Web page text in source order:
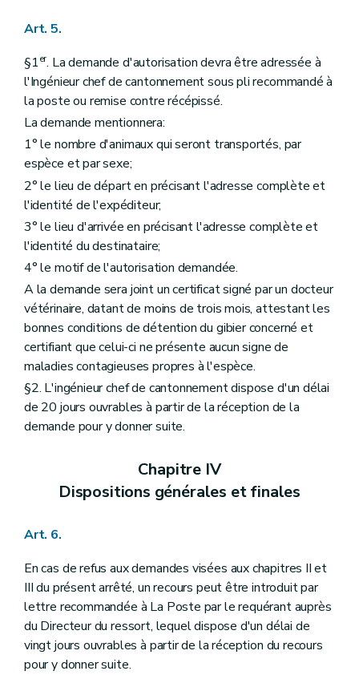
Art. 5.
§1er. La demande d'autorisation devra être adressée à
l'Ingénieur chef de cantonnement sous pli recommandé à
la poste ou remise contre récépissé.
La demande mentionnera:
1° le nombre d'animaux qui seront transportés, par
espèce et par sexe;
2° le lieu de départ en précisant l'adresse complète et
l'identité de l'expéditeur;
3° le lieu d'arrivée en précisant l'adresse complète et
l'identité du destinataire;
4° le motif de l'autorisation demandée.
A la demande sera joint un certificat signé par un docteur
vétérinaire, datant de moins de trois mois, attestant les
bonnes conditions de détention du gibier concerné et
certifiant que celui-ci ne présente aucun signe de
maladies contagieuses propres à l'espèce.
§2. L'ingénieur chef de cantonnement dispose d'un délai
de 20 jours ouvrables à partir de la réception de la
demande pour y donner suite.
Chapitre IV
Dispositions générales et finales
Art. 6.
En cas de refus aux demandes visées aux chapitres II et
III du présent arrêté, un recours peut être introduit par
lettre recommandée à La Poste par le requérant auprès
du Directeur du ressort, lequel dispose d'un délai de
vingt jours ouvrables à partir de la réception du recours
pour y donner suite.